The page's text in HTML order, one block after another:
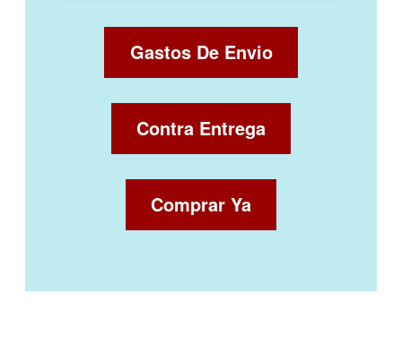
Gastos De Envio
Contra Entrega
Comprar Ya